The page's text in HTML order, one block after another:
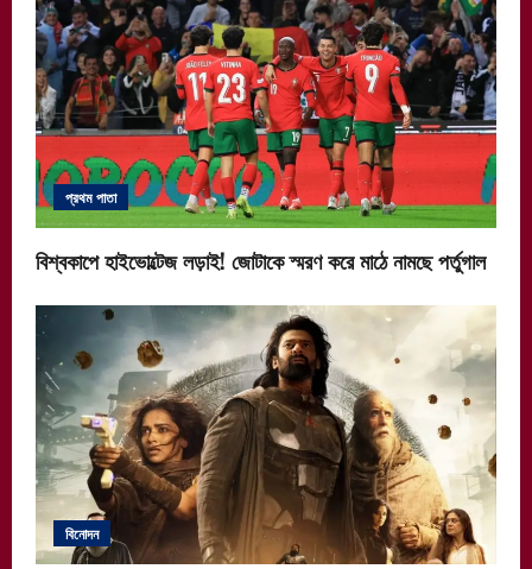
প্রথম পাতা
বিশ্বকাপে হাইভোল্টেজ লড়াই! জোটাকে স্মরণ করে মাঠে নামছে পর্তুগাল
বিনোদন